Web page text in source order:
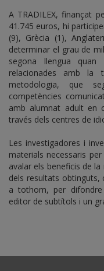
A TRADILEX, finançat
41.745 euros, hi
(9), Grècia (1),
determinar el grau de
segona llengua
relacionades amb la
metodologia, que
competències
amb alumnat adult en
través dels centres de
Les investigadores i
materials necessaris
avalar els beneficis de
dels resultats
a tothom, per
editor de subtítols i un